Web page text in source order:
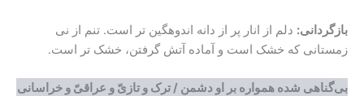
بازگردانی: دلم از انار پر از دانه اندوهگین تر است. تنم از نی
زمستانی که خشک است و آماده آتش گرفتن، خشک تر است.
بی‌گناهی شده همواره بر او دشمن / ترک و تازیّ و عراقیّ و خراسانی